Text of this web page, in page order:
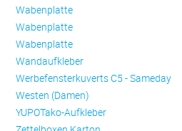
Wabenplatte
Wabenplatte
Wabenplatte
Wandaufkleber
Werbefensterkuverts C5 - Sameday
Westen (Damen)
YUPOTako-Aufkleber